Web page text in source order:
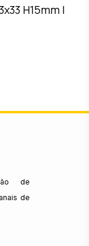
H15mm |
de
de